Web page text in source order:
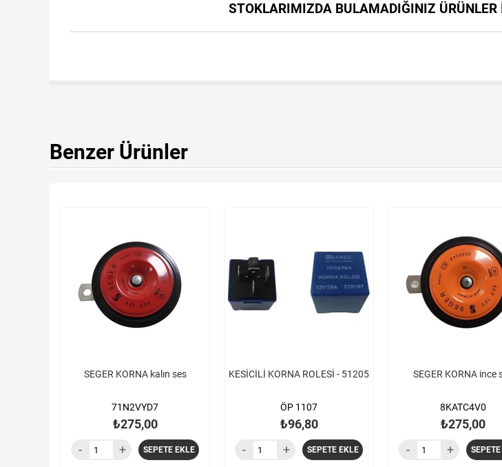
STOKLARIMIZDA BULAMADIĞINIZ
Benzer Ürünler
SEGER KORNA kalın ses
71N2VYD7
₺275,00
SEPETE EKLE
KESİCİLİ KORNA ROLESİ - 51205
ÖP 1107
₺96,80
SEPETE EKLE
SEGER KORNA ince
8KATC4V0
₺275,00